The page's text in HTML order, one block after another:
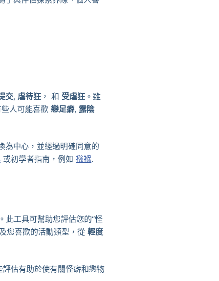
交, 虐待狂 ， 和 受虐狂 。雖
人可能喜歡 戀足癖, 露陰
為中心，並經過明確同意的
或初學者指南，例如 襁褓.
此工具可幫助您評估您的“怪
您喜歡的活動類型，從 輕度
估有助於使有關怪癖和戀物